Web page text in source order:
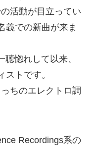
活動が目立ってい
義での新曲が来ま
惚れして以来、
トです。
ちのエレクトロ調
Recordings系の